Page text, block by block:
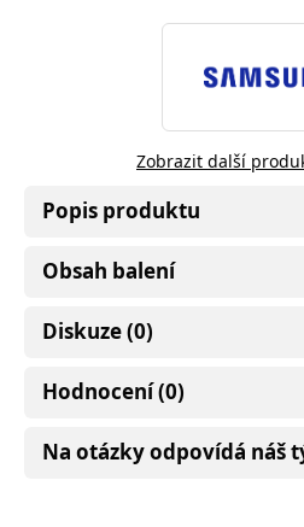
Zobrazit další
Popis produktu
Obsah balení
Diskuze (0)
Hodnocení (0)
Na otázky odpovídá náš